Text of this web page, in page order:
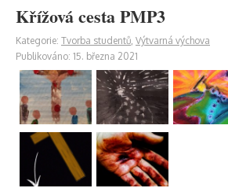
Křížová cesta PMP3
Kategorie: Tvorba studentů, Výtvarná výchova
Publikováno: 15. března 2021